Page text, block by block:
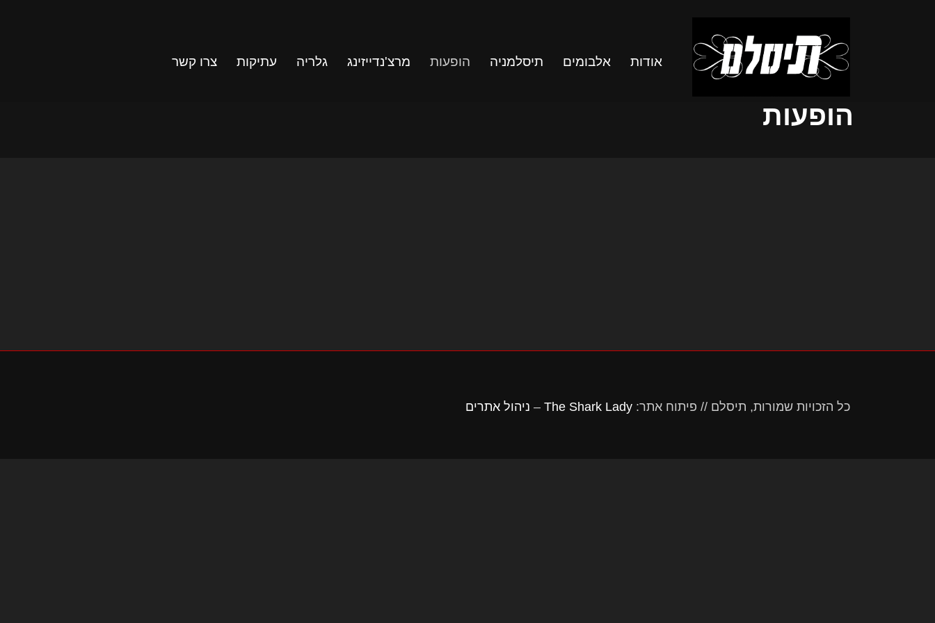
אודות אלבומים תיסלמניה הופעות מרצ'נדייזינג גלריה עתיקות צרו קשר
הופעות
כל הזכויות שמורות, תיסלם // פיתוח אתר: The Shark Lady
– ניהול אתרים